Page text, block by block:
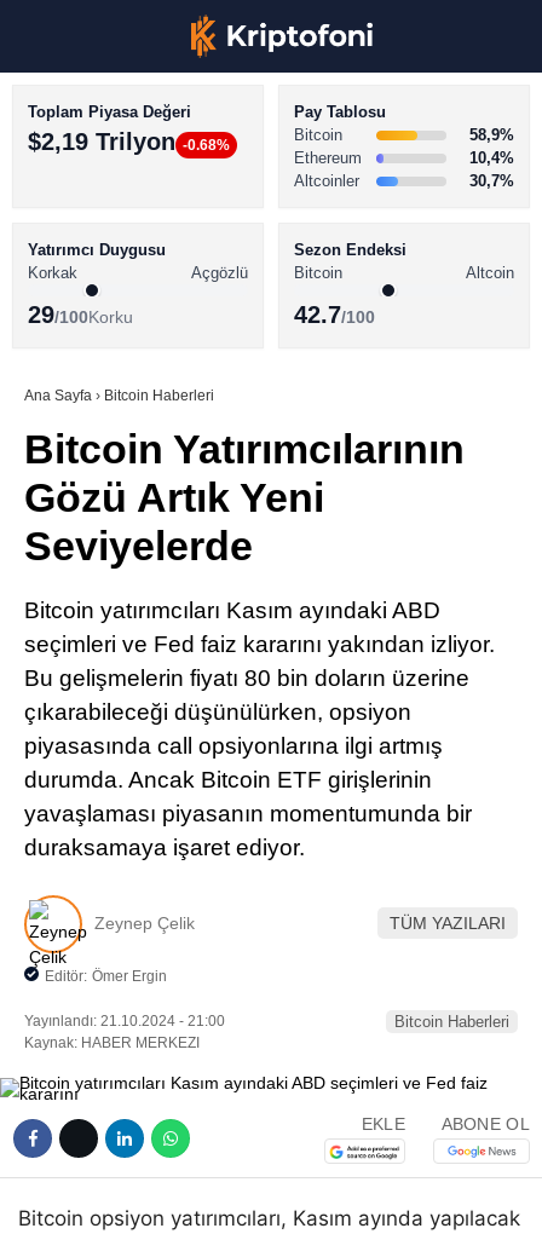
Youtube
LinkedIn
Telegram
BİTCOİN HABERLERİ
ALTCOİN HABERLERİ
SÖZLÜK
Toplam Piyasa Değeri
$2,19 Trilyon -0.68%
Pay Tablosu
Bitcoin
58,9%
Ethereum
10,4%
Altcoinler
30,7%
Yatırımcı Duygusu
Korkak
Açgözlü
29/100Korku
Sezon Endeksi
Bitcoin
Altcoin
42.7/100
Ana Sayfa › Bitcoin Haberleri
Bitcoin Yatırımcılarının
Gözü Artık Yeni
Seviyelerde
Bitcoin yatırımcıları Kasım ayındaki ABD
seçimleri ve Fed faiz kararını yakından izliyor.
Bu gelişmelerin fiyatı 80 bin doların üzerine
çıkarabileceği düşünülürken, opsiyon
piyasasında call opsiyonlarına ilgi artmış
durumda. Ancak Bitcoin ETF girişlerinin
yavaşlaması piyasanın momentumunda bir
duraksamaya işaret ediyor.
Zeynep Çelik TÜM YAZILARI
Editör: Ömer Ergin
Yayınlandı: 21.10.2024 - 21:00
Kaynak: HABER MERKEZI
Bitcoin Haberleri
EKLE ABONE OL
Bitcoin opsiyon yatırımcıları, Kasım ayında yapılacak